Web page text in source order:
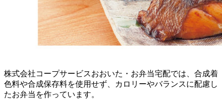
株式会社コープサービスおおいた・お弁当宅配では、合成着
色料や合成保存料を使用せず、カロリーやバランスに配慮し
たお弁当を作っています。